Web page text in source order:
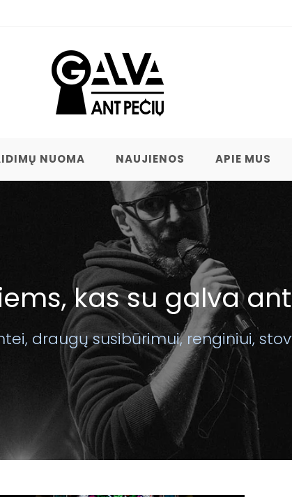
NUOMA NAUJIENOS APIE MUS
kas su galva
draugų susibūrimui, renginiui,